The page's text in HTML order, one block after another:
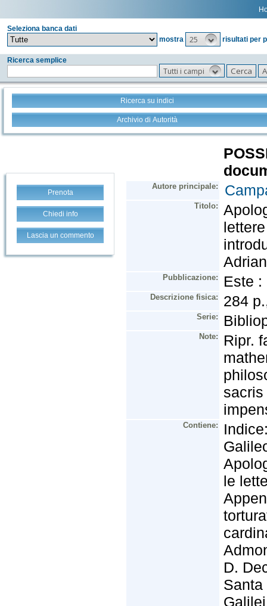
Seleziona banca dati
mostra
25 risultati per
Ricerca semplice
Tutti i campi
Ricerca su indici
Archivio di Autorità
Prenota
Chiedi info
Lascia un commento